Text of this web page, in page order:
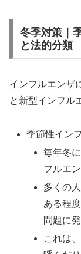
冬季対策｜
と法的分類
インフルエンザ
と新型インフル
季節性イン
毎年冬
フルエ
多くの
ある程
問題に
これは